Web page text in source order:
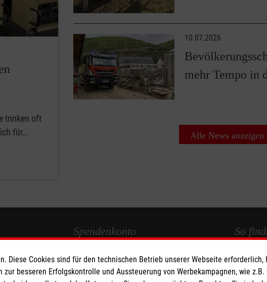
trinken oft
für…
10.07.2026
mehr Tempo in
Alle News anzeigen
Spendenkonto
Empfänger: Malteser Hilfsdienst e.V.
IBAN: DE90 6005 0101 0001 2706 88
So
78224
Diese Cookies sind für den technischen Betrieb unserer Webseite
besseren Erfolgskontrolle und Aussteuerung von Werbekampagnen, wie